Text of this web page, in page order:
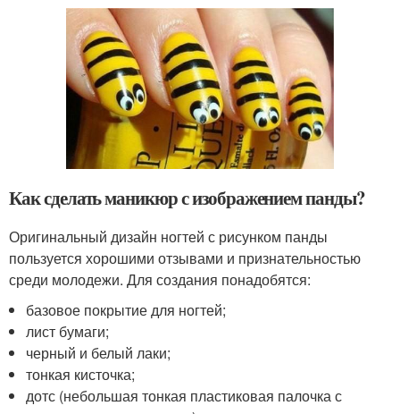
Как сделать маникюр с изображением панды?
Оригинальный дизайн ногтей с рисунком панды
пользуется хорошими отзывами и признательностью
среди молодежи. Для создания понадобятся:
базовое покрытие для ногтей;
лист бумаги;
черный и белый лаки;
тонкая кисточка;
дотс (небольшая тонкая пластиковая палочка с